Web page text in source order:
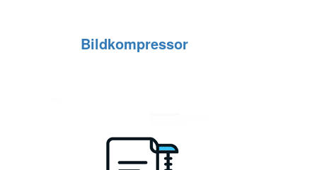
Bildkompressor